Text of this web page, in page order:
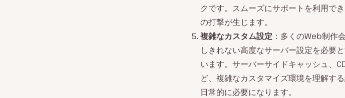
クです。スムーズにサポートを利用で
の打撃が生じます。
複雑なカスタム設定 ：多くのWeb制作
しきれない高度なサーバー設定を必要
います。サーバーサイドキャッシュ、
ど、複雑なカスタマイズ環境を理解す
日常的に必要になります。